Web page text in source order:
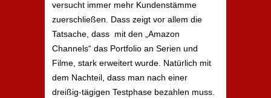
versucht immer mehr Kundenstämme
zuerschließen. Dass zeigt vor allem die
Tatsache, dass mit den „Amazon
Channels“ das Portfolio an Serien und
Filme, stark erweitert wurde. Natürlich mit
dem Nachteil, dass man nach einer
dreißig-tägigen Testphase bezahlen muss.